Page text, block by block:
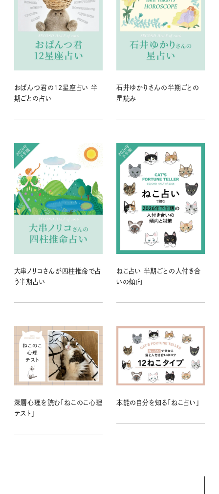
おぱんつ君の12星座占い 半
期ごとの占い
石井ゆかりさんの半期ごとの
星読み
大串ノリコさんが四柱推命で占
う半期占い
ねこ占い 半期ごとの人付き合
いの傾向
深層心理を読む「ねこのこ心理
テスト」
本能の自分を知る「ねこ占い」